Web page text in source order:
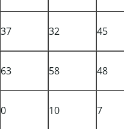
37 32 45
63 58 48
0 10 7